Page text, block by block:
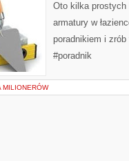
Oto kilka prostych
armatury w
poradnikiem i
#poradnik
MILIONERÓW